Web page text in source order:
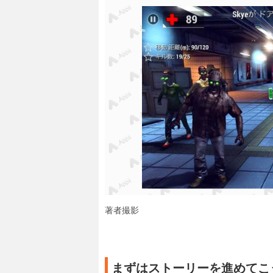
著者撮影
まずはストーリーを進めて